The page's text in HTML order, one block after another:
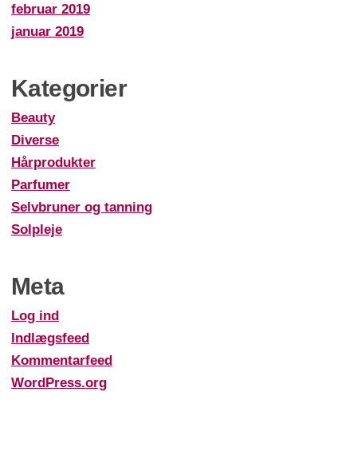
februar 2019
januar 2019
Kategorier
Beauty
Diverse
Hårprodukter
Parfumer
Selvbruner og tanning
Solpleje
Meta
Log ind
Indlægsfeed
Kommentarfeed
WordPress.org